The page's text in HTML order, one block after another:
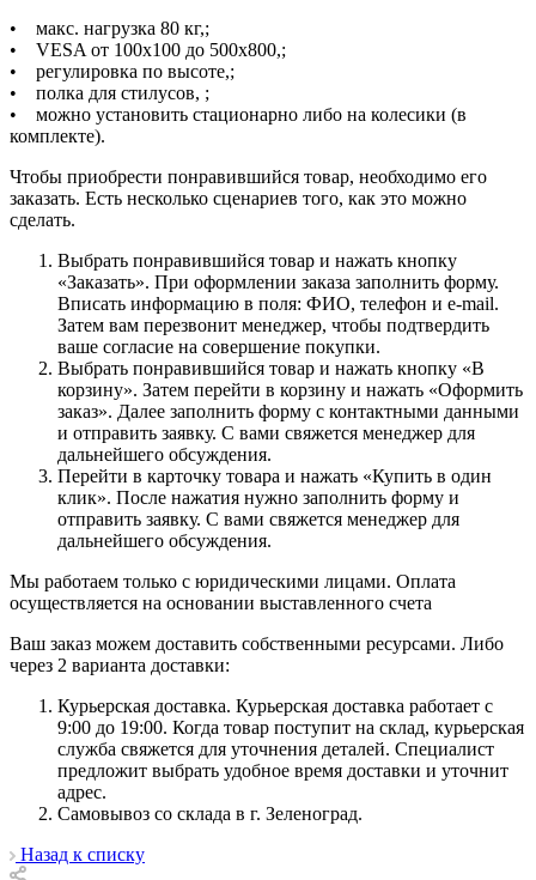
• макс. нагрузка 80 кг,;
• VESA от 100х100 до 500х800,;
• регулировка по высоте,;
• полка для стилусов, ;
• можно установить стационарно либо на колесики (в
комплекте).
Чтобы приобрести понравившийся товар, необходимо его
заказать. Есть несколько сценариев того, как это можно
сделать.
Выбрать понравившийся товар и нажать кнопку
«Заказать». При оформлении заказа заполнить форму.
Вписать информацию в поля: ФИО, телефон и e-mail.
Затем вам перезвонит менеджер, чтобы подтвердить
ваше согласие на совершение покупки.
Выбрать понравившийся товар и нажать кнопку «В
корзину». Затем перейти в корзину и нажать «Оформить
заказ». Далее заполнить форму с контактными данными
и отправить заявку. С вами свяжется менеджер для
дальнейшего обсуждения.
Перейти в карточку товара и нажать «Купить в один
клик». После нажатия нужно заполнить форму и
отправить заявку. С вами свяжется менеджер для
дальнейшего обсуждения.
Мы работаем только с юридическими лицами. Оплата
осуществляется на основании выставленного счета
Ваш заказ можем доставить собственными ресурсами. Либо
через 2 варианта доставки:
Курьерская доставка. Курьерская доставка работает с
9:00 до 19:00. Когда товар поступит на склад, курьерская
служба свяжется для уточнения деталей. Специалист
предложит выбрать удобное время доставки и уточнит
адрес.
Самовывоз со склада в г. Зеленоград.
Назад к списку